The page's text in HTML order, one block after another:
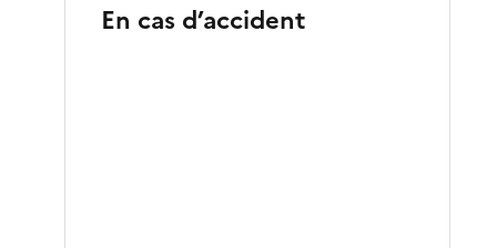
En cas d’accident